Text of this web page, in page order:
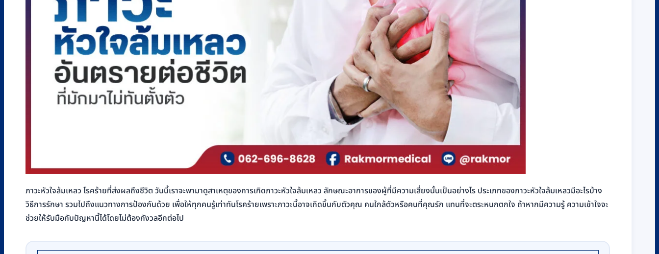
ภาวะหัวใจล้มเหลว โรคร้ายที่ส่งผลถึงชีวิต วันนี้เราจะพามาดูสาเหตุของการเกิดภาวะหัวใจล้มเหลว ลักษณะอาการของผู้ที่มีความเสี่ยงนั้นเป็นอย่างไร ประเภทของภาวะหัวใจล้มเหลวมีอะไรบ้าง
วิธีการรักษา รวมไปถึงแนวทางการป้องกันด้วย เพื่อให้ทุกคนรู้เท่าทันโรคร้ายเพราะภาวะนี้อาจเกิดขึ้นกับตัวคุณ คนใกล้ตัวหรือคนที่คุณรัก แทนที่จะตระหนกตกใจ ถ้าหากมีความรู้ ความเข้าใจจะ
ช่วยให้รับมือกับปัญหานี้ได้โดยไม่ต้องกังวลอีกต่อไป